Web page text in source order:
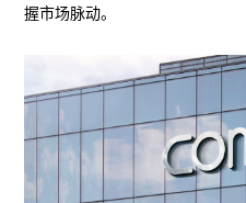
握市场脉动。